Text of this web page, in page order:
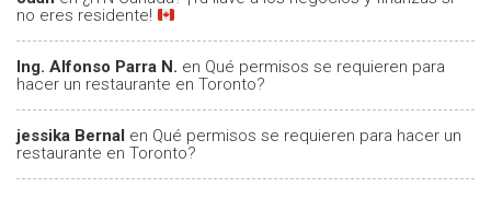
no eres residente!
Ing. Alfonso Parra N. en Qué permisos se requieren para
hacer un restaurante en Toronto?
jessika Bernal en Qué permisos se requieren para hacer un
restaurante en Toronto?